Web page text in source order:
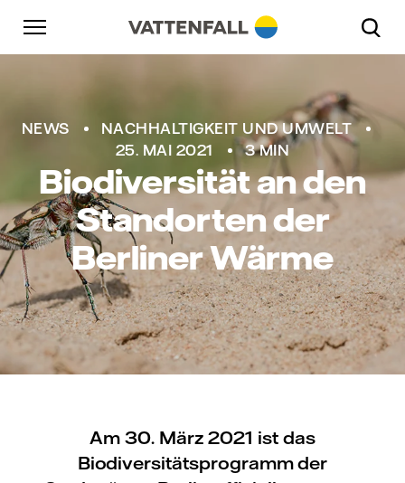
Überspringen
Zurück zur Hauptnavigation
Gehe zur Fußzeile
NEWS
NACHHALTIGKEIT UND UMWELT
25. MAI 2021
3 MIN
Biodiversität an den
Standorten der
Berliner Wärme
Am 30. März 2021 ist das
Biodiversitätsprogramm der
Zurück zur Hauptnavigation